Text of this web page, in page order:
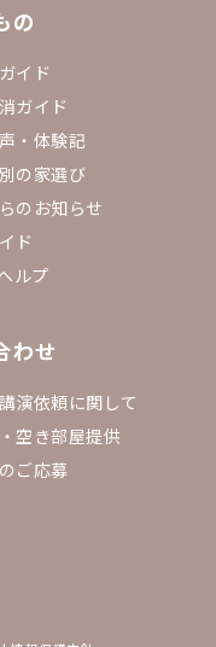
の
イド
ガイド
・体験記
の家選び
のお知らせ
ド
ルプ
わせ
演依頼に関して
空き部屋提供
ご応募